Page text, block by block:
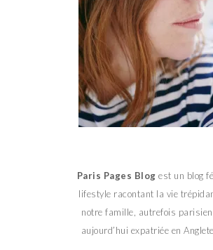
Paris Pages Blog est un blog
lifestyle racontant la vie
notre famille, autrefois
aujourd’hui expatriée en